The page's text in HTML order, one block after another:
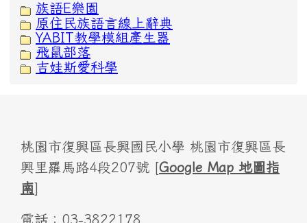
族語E樂園
原住民族語言線上辭典
YABIT教學模組產生器
飛鼠部落
吉娃斯愛科學
桃園市復興區長興國民小學 桃園市復興區長
興里羅馬路4段207號 [Google Map 地圖指
南]
電話：03-3822178